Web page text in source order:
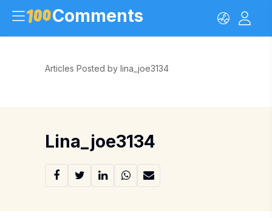
Comments
Articles Posted by lina_joe3134
Lina_joe3134